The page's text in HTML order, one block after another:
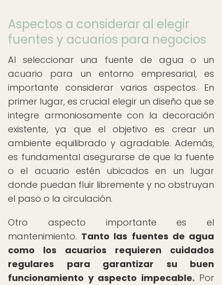
Aspectos a considerar al elegir
fuentes y acuarios para negocios
Al seleccionar una fuente de agua o un
acuario para un entorno empresarial, es
importante considerar varios aspectos. En
primer lugar, es crucial elegir un diseño que se
integre armoniosamente con la decoración
existente, ya que el objetivo es crear un
ambiente equilibrado y agradable. Además,
es fundamental asegurarse de que la fuente
o el acuario estén ubicados en un lugar
donde puedan fluir libremente y no obstruyan
el paso o la circulación.
Otro aspecto importante es el
mantenimiento. Tanto las fuentes de agua
como los acuarios requieren cuidados
regulares para garantizar su buen
funcionamiento y aspecto impecable. Por